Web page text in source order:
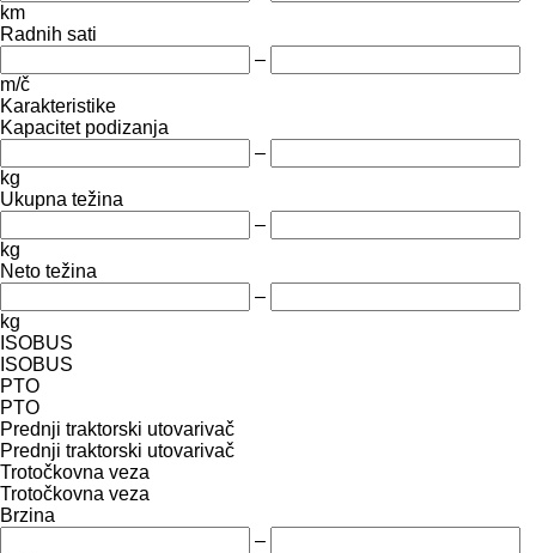
km
Radnih sati
–
m/č
Karakteristike
Kapacitet podizanja
–
kg
Ukupna težina
–
kg
Neto težina
–
kg
ISOBUS
ISOBUS
PTO
PTO
Prednji traktorski utovarivač
Prednji traktorski utovarivač
Trotočkovna veza
Trotočkovna veza
Brzina
–